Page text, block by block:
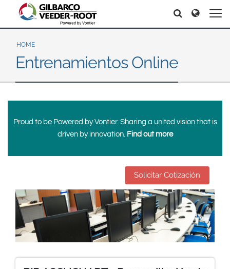
North America
United States
Canada
Latin America
Español
Europe & CIS
English
Dansk
Français
Svenska
India
Asia Pacific
Australia
中国
South East Asia
Search
Search Search
HOME
Entrenamientos Online
Proud to be Powered by Vontier. Sharing a united vision that is
driven by innovation. Find out more
Solicitar Cotización